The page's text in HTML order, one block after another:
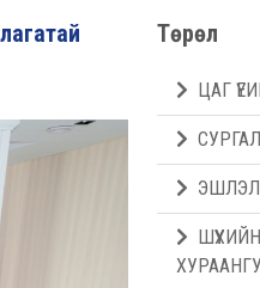
Төрөл
ЦАГ
ЭШЛЭЛ